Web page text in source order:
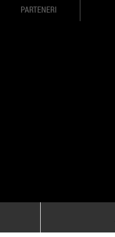
PARTENERI